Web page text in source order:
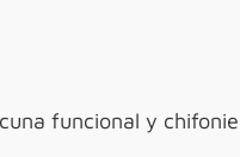
funcional y